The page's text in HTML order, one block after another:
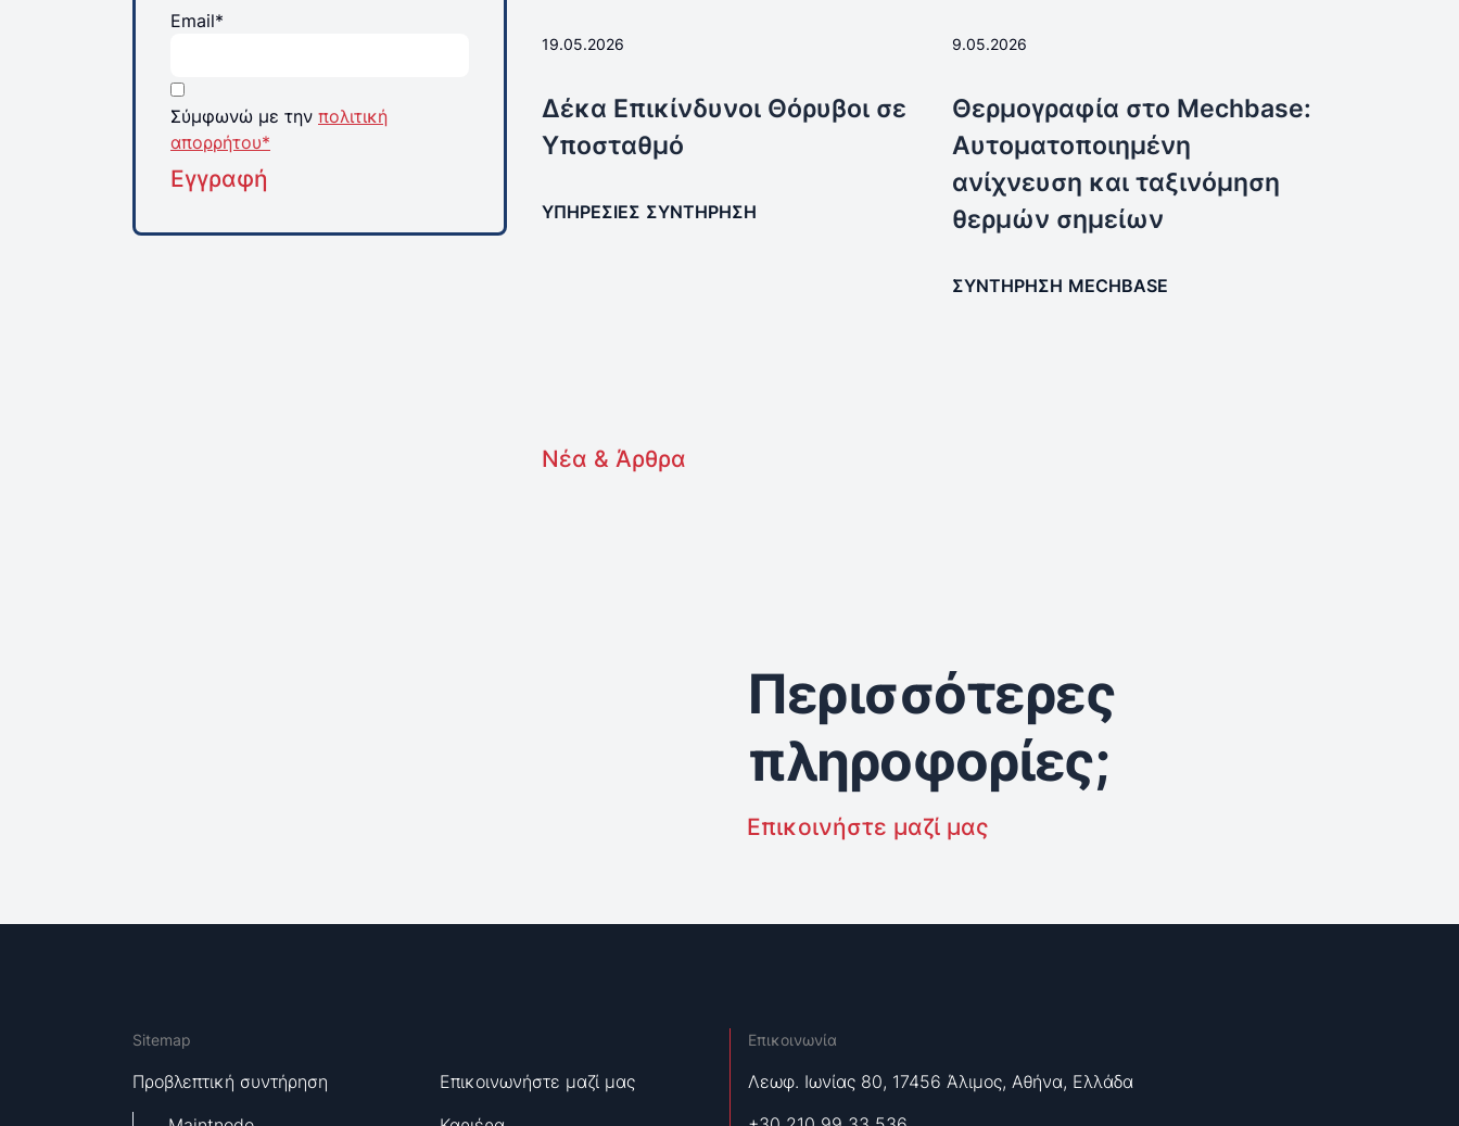
Email*
Σύμφωνώ με την πολιτική
απορρήτου*
Εγγραφή
19.05.2026
Δέκα Επικίνδυνοι Θόρυβοι σε
Υποσταθμό
ΥΠΗΡΕΣΊΕΣ ΣΥΝΤΉΡΗΣΗ
9.05.2026
Θερμογραφία στο Mechbase:
Αυτοματοποιημένη
ανίχνευση και ταξινόμηση
θερμών σημείων
ΣΥΝΤΉΡΗΣΗ MECHBASE
Νέα & Άρθρα
Περισσότερες
πληροφορίες;
Επικοινήστε μαζί μας
Sitemap
Προβλεπτική συντήρηση
Επικοινωνήστε μαζί μας
Επικοινωνία
Λεωφ. Ιωνίας 80, 17456 Άλιμος, Αθήνα, Ελλάδα